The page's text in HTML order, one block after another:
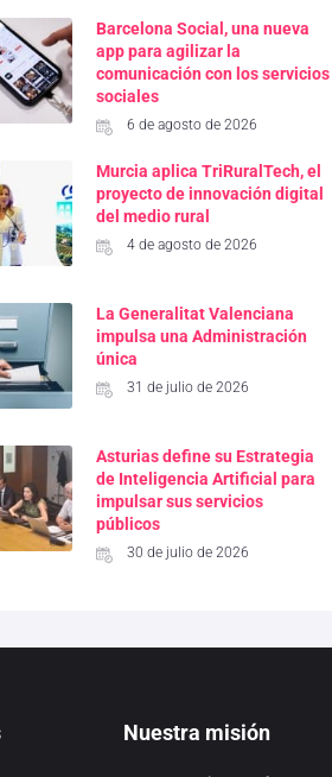
Barcelona Social, una nueva
app para agilizar la
comunicación con los servicios
sociales
6 de agosto de 2026
Murcia aplica TriRuralTech, el
proyecto de innovación digital
del medio rural
4 de agosto de 2026
La Generalitat Valenciana
impulsa una Administración
única
31 de julio de 2026
Asturias define su Estrategia
de Inteligencia Artificial para
impulsar sus servicios
públicos
30 de julio de 2026
Nuestra misión